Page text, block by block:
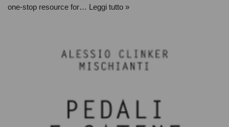
one-stop resource for… Leggi tutto »